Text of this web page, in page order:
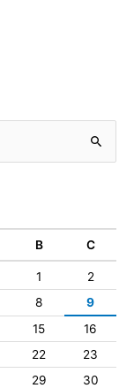
B C
1
2
8
9
15
16
22
23
29
30